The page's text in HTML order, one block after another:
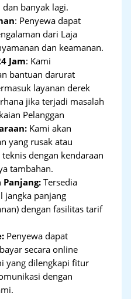
banyak lagi.
: Penyewa dapat
dari Laja
dan keamanan.
Jam: Kami
bantuan darurat
layanan derek
jika terjadi masalah
Pelanggan
Kami akan
yang rusak atau
dengan kendaraan
tambahan.
Panjang:Tersedia
jangka panjang
dengan fasilitas tarif
Penyewa dapat
secara online
yang dilengkapi fitur
dengan